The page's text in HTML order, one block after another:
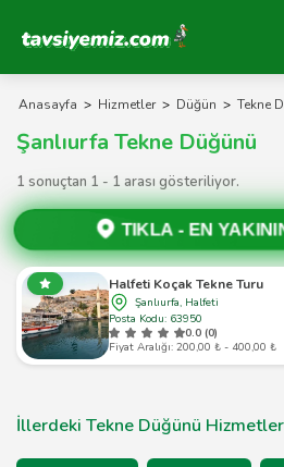
Tavsiyemiz Anasayfa
Anasayfa > Hizmetler > Düğün > Tekne
Şanlıurfa Tekne Düğünü
1 sonuçtan 1 - 1 arası gösteriliyor.
TIKLA - EN
Halfeti Koçak Tekne Turu
Şanlıurfa, Halfeti
Posta Kodu: 63950
0.0 (0)
Fiyat Aralığı: 200,00 ₺ - 400,00 ₺
İllerdeki Tekne Düğünü